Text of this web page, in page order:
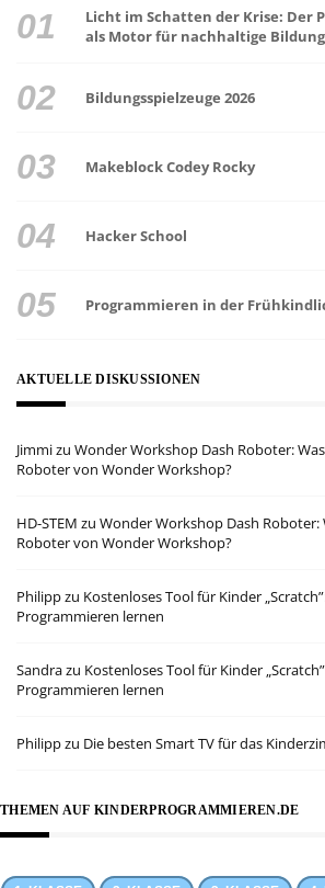
Licht im Schatten der Krise: Der
als Motor für nachhaltige Bildung
Bildungsspielzeuge 2026
Makeblock Codey Rocky
Hacker School
Programmieren in der
AKTUELLE DISKUSSIONEN
Jimmizu Wonder Workshop Dash Roboter:
Roboter von Wonder Workshop?
HD-STEM zu Wonder Workshop Dash Roboter:
Roboter von Wonder Workshop?
Philippzu Kostenloses Tool für Kinder
Programmieren lernen
Sandrazu Kostenloses Tool für Kinder
Programmieren lernen
Philippzu Die besten Smart TV für das
THEMEN AUF KINDERPROGRAMMIEREN.DE